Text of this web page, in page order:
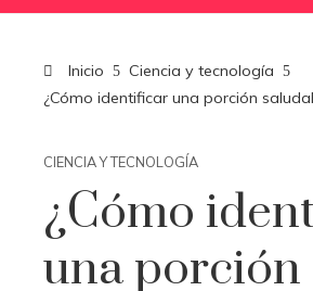
Inicio
Ciencia y tecnología
¿Cómo identificar una porción
CIENCIA Y TECNOLOGÍA
¿Cómo
una porción